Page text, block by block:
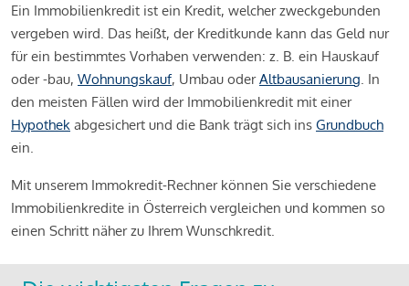
Ein Immobilienkredit ist ein Kredit, welcher zweckgebunden
vergeben wird. Das heißt, der Kreditkunde kann das Geld nur
für ein bestimmtes Vorhaben verwenden: z. B. ein Hauskauf
oder -bau, Wohnungskauf, Umbau oderAltbausanierung. In
den meisten Fällen wird der Immobilienkredit mit einer
Hypothek abgesichert und die Bank trägt sich ins Grundbuch
ein.
Mit unserem Immokredit-Rechner können Sie verschiedene
Immobilienkredite in Österreich vergleichen und kommen so
einen Schritt näher zu Ihrem Wunschkredit.